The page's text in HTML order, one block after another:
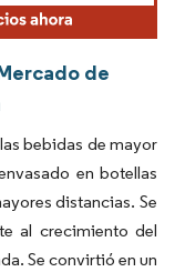
de
bebidas de mayor
en botellas
distancias. Se
al crecimiento del
Se convirtió en un